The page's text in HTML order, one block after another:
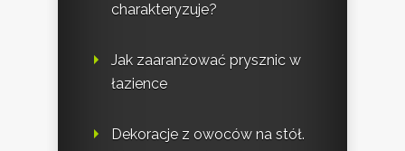
charakteryzuje?
Jak zaaranżować prysznic w
łazience
Dekoracje z owoców na stół.